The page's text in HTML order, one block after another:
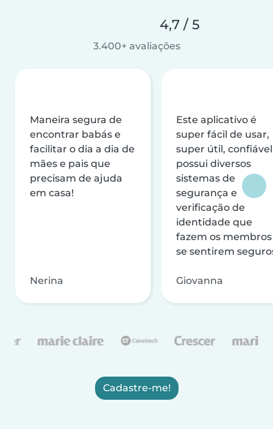
4,7 / 5
3.400+ avaliações
Maneira segura de
encontrar babás e
facilitar o dia a dia de
mães e pais que
precisam de ajuda
em casa!
Nerina
Este aplicativo é
super fácil de usar,
super útil,
possui diversos
sistemas de
segurança e
verificação de
identidade que
fazem os membros
se sentirem
Giovanna
Cadastre-me!